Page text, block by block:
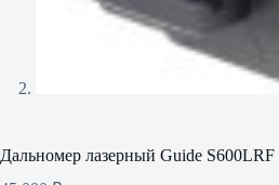
Дальномер лазерный Guide S600LRF